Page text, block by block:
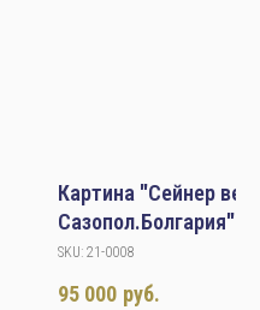
Картина "Сейнер
И.Кац
SKU: 21-0008
95 000 руб.